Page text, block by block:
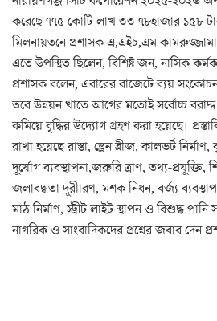
করেছে ৭৭৫ কোটি লাখ ৩৩ ৭৮হাজার ১৫৮
মিলনায়তনে প্রশাসক এ,এইচ,এম
এতে উপস্থিত ছিলেন, বিশিষ্ট জন, নাসিক
প্রশাসক বলেন, এবারের বাজেটে ব্যয়
তবে উন্নয়ন খাতে আগের মতোই সর্বোচ্চ
কমিয়ে বৃদ্ধির উদ্যোগ গ্রহণ করা হয়েছে।
রাখা হয়েছে রাস্তা, ড্রেন ব্রীজ, কালভর্ট
দুর্যোগ ব্যবস্থাপনা,জরুরি ত্রাণ, তথ্য-প্রযুক্তি,
জলাবদ্ধতা দূরীারণ, মশক নিধন, বর্জ্য
মাঠ নির্মাণ, স্ট্রীট লাইট স্থাপন ও বিশুদ্ধ
নাগরিক ও সাংবাদিকদের প্রশ্নের জবাব দেন